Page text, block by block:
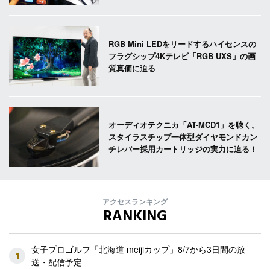
RGB Mini LEDをリードするハイセンスの
フラグシップ4Kテレビ「RGB UXS」の画
質真価に迫る
オーディオテクニカ「AT-MCD1」を聴く。
スタイラスチップ一体型ダイヤモンドカン
チレバー採用カートリッジの実力に迫る！
アクセスランキング
RANKING
1
女子プロゴルフ「北海道 meijiカップ」8/7から3日間の放
送・配信予定